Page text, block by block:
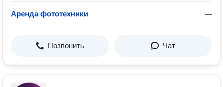
Аренда фототехники —
Позвонить Чат